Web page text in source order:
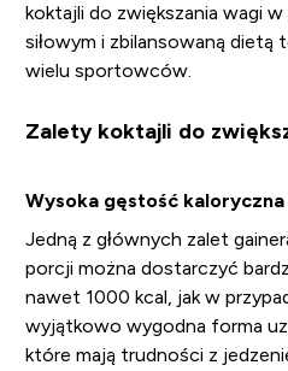
koktajli do zwiększania wagi
siłowym i zbilansowaną dietą
wielu sportowców.
Zalety koktajli do
Wysoka gęstość
Jedną z głównych zalet
porcji można dostarczyć
nawet 1000 kcal, jak w
wyjątkowo wygodna forma
które mają trudności z